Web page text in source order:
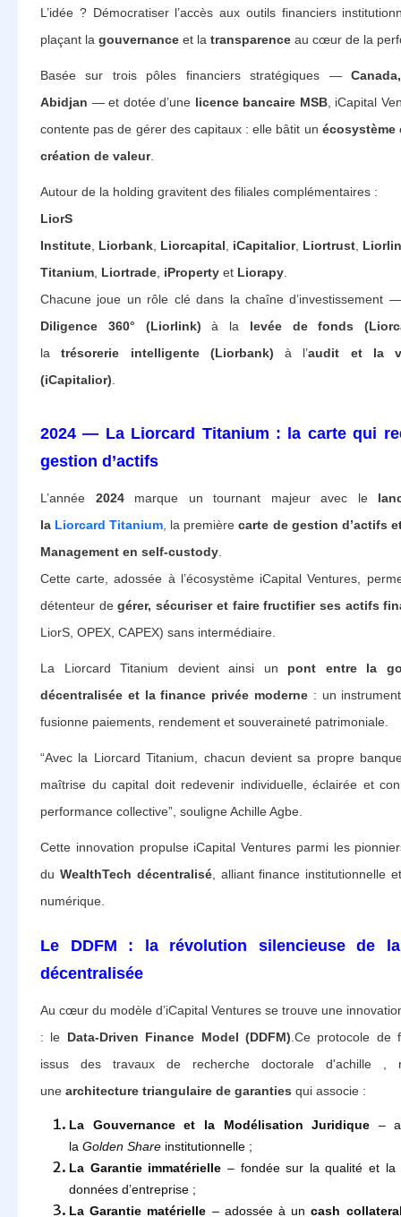
L’idée ? Démocratiser l’accès aux outils financiers
plaçant la gouvernance et la transparence au cœur de la
Basée sur trois pôles financiers stratégiques —
Abidjan — et dotée d’une licence bancaire MSB, iCapital
contente pas de gérer des capitaux : elle bâtit un écosystème
création de valeur.
Autour de la holding gravitent des filiales complémentaires :
LiorS
Institute, Liorbank, Liorcapital, iCapitalior, Liortrust,
Titanium, Liortrade, iProperty et Liorapy.
Chacune joue un rôle clé dans la chaîne d’investissement
Diligence 360° (Liorlink) à la levée de fonds
latrésorerie intelligente (Liorbank) à l’audit et la
(iCapitalior).
2024 — La Liorcard Titanium : la carte qui
gestion d’actifs
L’année 2024marque un tournant majeur avec le
la Liorcard Titanium, la premièrecarte de gestion d’actifs
Management en self-custody.
Cette carte, adossée à l’écosystème iCapital Ventures,
détenteur degérer, sécuriser et faire fructifier ses actifs
LiorS, OPEX, CAPEX) sans intermédiaire.
La Liorcard Titanium devient ainsi un pont entre la
décentralisée et la finance privée moderne : un
fusionne paiements, rendement et souveraineté patrimoniale.
“Avec la Liorcard Titanium, chacun devient sa propre
maîtrise du capital doit redevenir individuelle, éclairée et
performance collective”, souligne Achille Agbe.
Cette innovation propulse iCapital Ventures parmi les
du WealthTech décentralisé, alliant finance institutionnelle
numérique.
Le DDFM : la révolution silencieuse de
décentralisée
Au cœur du modèle d’iCapital Ventures se trouve une
: le Data-Driven Finance Model (DDFM).Ce protocole de
issus des travaux de recherche doctorale d'achille ,
une architecture triangulaire de garanties qui associe :
La Gouvernance et la Modélisation Juridique –
la Golden Share institutionnelle ;
La Garantie immatérielle – fondée sur la qualité et la
données d’entreprise ;
La Garantie matérielle – adossée à uncash